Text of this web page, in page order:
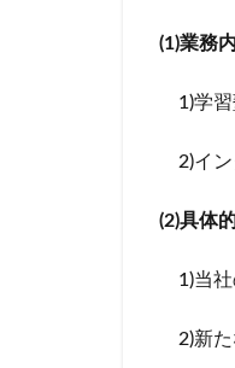
(1)業務
1)学習
2)イン
(2)具体
1)当社
2)新た